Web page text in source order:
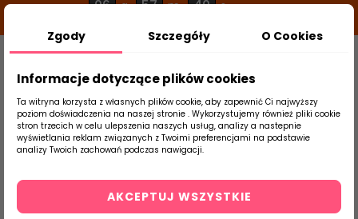
06 g 57 m 39 s
Szukaj
produktu
ŁAZIENKA KUCHNIA
KLINKIER
Zgody Szczegóły O Cookies
Informacje dotyczące plików cookies
Ta witryna korzysta z własnych plików cookie, aby zapewnić Ci najwyższy
poziom doświadczenia na naszej stronie . Wykorzystujemy również pliki cookie
stron trzecich w celu ulepszenia naszych usług, analizy a nastepnie
wyświetlania reklam związanych z Twoimi preferencjami na podstawie
analizy Twoich zachowań podczas nawigacji.
AKCEPTUJ WSZYSTKIE